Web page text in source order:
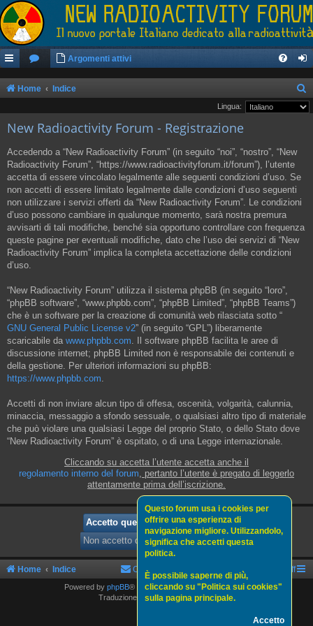
Argomenti attivi
Home Indice
Lingua:
New Radioactivity Forum - Registrazione
Accedendo a “New Radioactivity Forum” (in seguito “noi”, “nostro”, “New
Radioactivity Forum”, “https://www.radioactivityforum.it/forum”), l’utente
accetta di essere vincolato legalmente alle seguenti condizioni d’uso. Se
non accetti di essere limitato legalmente dalle condizioni d’uso seguenti
non utilizzare i servizi offerti da “New Radioactivity Forum”. Le condizioni
d’uso possono cambiare in qualunque momento, sarà nostra premura
avvisarti di tali modifiche, benché sia opportuno controllare con frequenza
queste pagine per eventuali modifiche, dato che l’uso dei servizi di “New
Radioactivity Forum” implica la completa accettazione delle condizioni
d’uso.
“New Radioactivity Forum” utilizza il sistema phpBB (in seguito “loro”,
“phpBB software”, “www.phpbb.com”, “phpBB Limited”, “phpBB Teams”)
che è un software per la creazione di comunità web rilasciata sotto “
GNU General Public License v2” (in seguito “GPL”) liberamente
scaricabile da www.phpbb.com. Il software phpBB facilita le aree di
discussione internet; phpBB Limited non è responsabile dei contenuti e
della gestione. Per ulteriori informazioni su phpBB:
https://www.phpbb.com.
Accetti di non inviare alcun tipo di offesa, oscenità, volgarità, calunnia,
minaccia, messaggio a sfondo sessuale, o qualsiasi altro tipo di materiale
che può violare una qualsiasi Legge del proprio Stato, o dello Stato dove
“New Radioactivity Forum” è ospitato, o di una Legge internazionale.
Cliccando su accetta l’utente accetta anche il
regolamento interno del forum, pertanto l’utente è pregato di leggerlo
attentamente prima dell’iscrizione.
Questo forum usa i cookies per
offrire una esperienza di
navigazione migliore. Utilizzandolo,
significa che accetti questa
politica.
È possibile saperne di più,
cliccando su "Politica sui cookies"
sulla pagina principale.
Accetto
Home Indice Staff
Politica sui cookies
Contattaci
Powered by phpBB® Forum Software © phpBB Limited
Traduzione Italiana phpBBItalia.net